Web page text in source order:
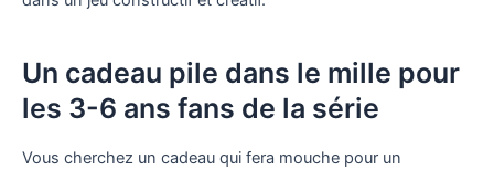
Un cadeau pile dans le mille pour
les 3-6 ans fans de la série
Vous cherchez un cadeau qui fera mouche pour un